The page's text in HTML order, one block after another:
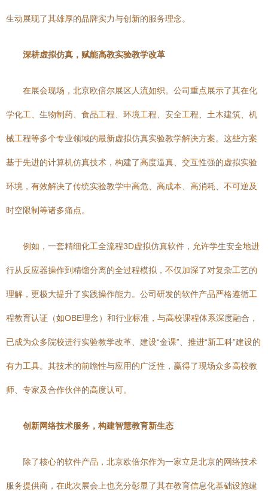
生动展现了其雄厚的品牌实力与创新的服务理念。
深耕虚拟仿真，赋能高教实验教学改革
在展会现场，北京欧倍尔展区人流如织。公司重点展示了其在化
学化工、生物制药、食品工程、环境工程、安全工程、土木建筑、机
械工程等多个专业领域的最新虚拟仿真实验教学解决方案。这些方案
基于先进的计算机仿真技术，构建了高度逼真、交互性强的虚拟实验
环境，有效解决了传统实验教学中高危、高成本、高消耗、不可逆及
时空限制等诸多痛点。
例如，一套精细化工全流程3D虚拟仿真软件，允许学生安全地进
行从反应器操作到精馏分离的全过程模拟，不仅加深了对复杂工艺的
理解，更极大提升了实践操作能力。公司研发的软件产品严格遵循工
程教育认证（如OBE理念）和行业标准，与高校课程体系深度融合，
已成为众多院校进行实验教学改革、建设“金课”、推进“新工科”建设的
有力工具。其技术的前瞻性与应用的广泛性，赢得了现场众多高校教
师、专家及合作伙伴的高度认可。
创新网络技术服务，构建智慧教育新生态
除了核心的软件产品，北京欧倍尔作为一家立足北京的网络技术
服务提供商，在此次展会上也充分彰显了其在教育信息化基础设施建